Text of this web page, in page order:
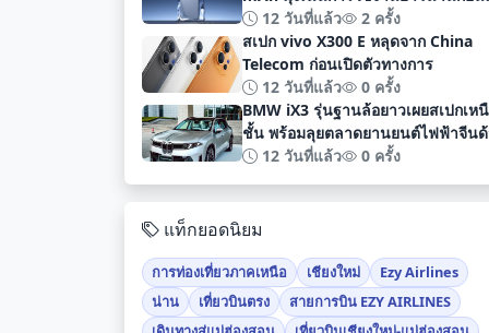
ตัวอย่างเป็นทางการ
12 วันที่แล้ว
2 ครั้ง
สเปก vivo X300 E หลุดจาก China
Telecom ก่อนเปิดตัวทางการ
12 วันที่แล้ว
0 ครั้ง
BMW iX3 รุ่นฐานล้อยาวเผยสเปกเห
ชั้น พร้อมลุยตลาดยานยนต์ไฟฟ้าจีนด้
ระยะทาง 919 กม
12 วันที่แล้ว 0 ครั้ง
แท็กยอดนิยม
การท่องเที่ยวภาคเหนือ เชียงใหม่
Ezy Airlines
น่าน
เที่ยวบินตรง
สายการบิน EZY AIRLINES